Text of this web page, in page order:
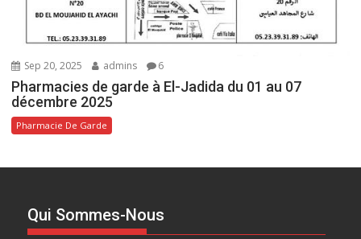
Sep 20, 2025 admins 6
Pharmacies de garde à El-Jadida du 01 au 07
décembre 2025
Pharmacie De Garde
Qui Sommes-Nous